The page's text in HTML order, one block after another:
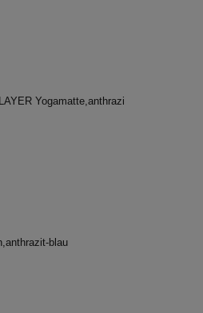
Yogamatte,anthrazi
blau